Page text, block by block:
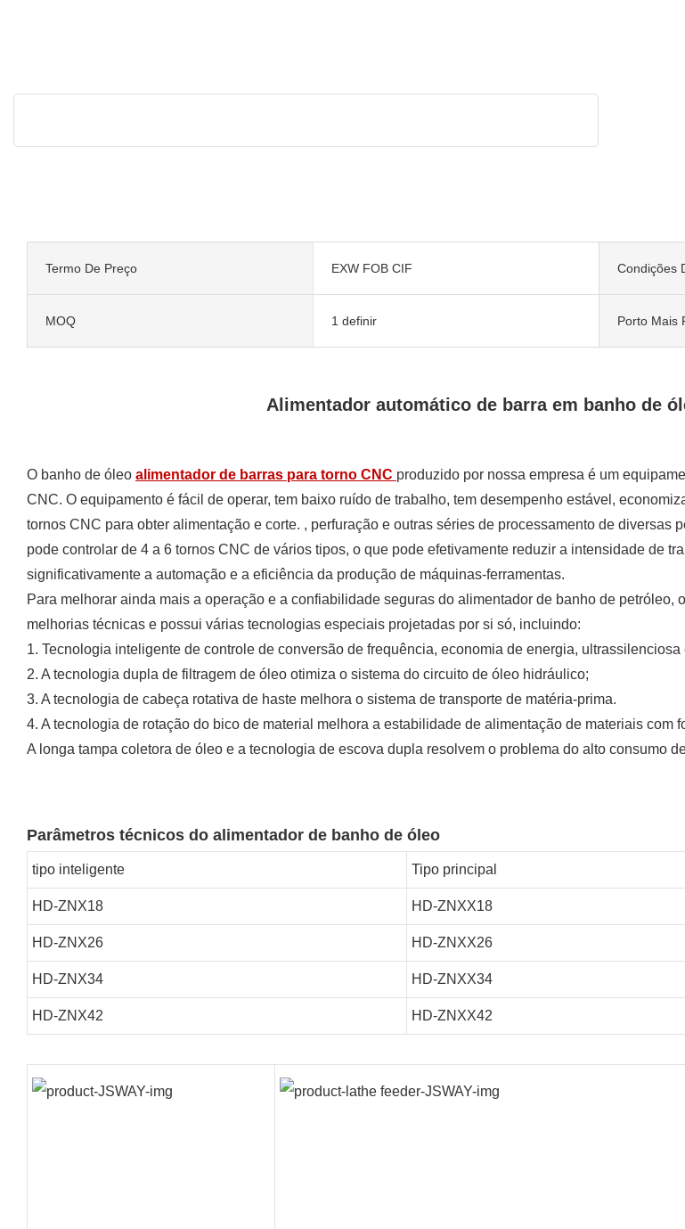
Termo De Preço EXW FOB CIF Condições
MOQ 1 definir Porto Mais
Alimentador automático de barra em banho de
O banho de óleo alimentador de barras para torno CNC produzido por nossa empresa é um
CNC. O equipamento é fácil de operar, tem baixo ruído de trabalho, tem desempenho estável,
tornos CNC para obter alimentação e corte. , perfuração e outras séries de processamento de
pode controlar de 4 a 6 tornos CNC de vários tipos, o que pode efetivamente reduzir a intensidade de
significativamente a automação e a eficiência da produção de máquinas-ferramentas.
Para melhorar ainda mais a operação e a confiabilidade seguras do alimentador de banho de
melhorias técnicas e possui várias tecnologias especiais projetadas por si só, incluindo:
1. Tecnologia inteligente de controle de conversão de frequência, economia de energia, ultrassilenciosa
2. A tecnologia dupla de filtragem de óleo otimiza o sistema do circuito de óleo hidráulico;
3. A tecnologia de cabeça rotativa de haste melhora o sistema de transporte de matéria-prima.
4. A tecnologia de rotação do bico de material melhora a estabilidade de alimentação de materiais com
A longa tampa coletora de óleo e a tecnologia de escova dupla resolvem o problema do alto consumo
Parâmetros técnicos do alimentador de banho de óleo
tipo inteligente Tipo principal
HD-ZNX18 HD-ZNXX18
HD-ZNX26 HD-ZNXX26
HD-ZNX34 HD-ZNXX34
HD-ZNX42 HD-ZNXX42